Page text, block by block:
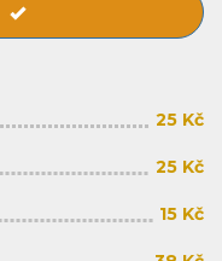
25 Kč
25 Kč
15 Kč